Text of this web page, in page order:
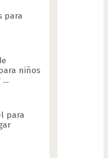
para
niños
…
para